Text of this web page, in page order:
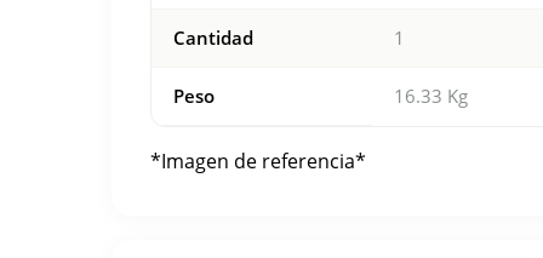
Cantidad 1
Peso 16.33 Kg
*Imagen de referencia*